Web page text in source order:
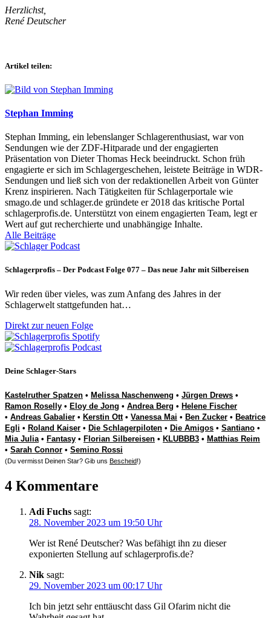
Herzlichst,
René Deutscher
Artikel teilen:
Stephan Imming
Stephan Imming, ein lebenslanger Schlagerenthusiast, war von
Sendungen wie der ZDF-Hitparade und der engagierten
Präsentation von Dieter Thomas Heck beeindruckt. Schon früh
engagierte er sich im Schlagergeschehen, leistete Beiträge in WDR-
Sendungen und ließ sich von der redaktionellen Arbeit von Günter
Krenz inspirieren. Nach Tätigkeiten für Schlagerportale wie
smago.de und schlager.de gründete er 2018 das kritische Portal
schlagerprofis.de. Unterstützt von einem engagierten Team, legt er
Wert auf gut recherchierte und unabhängige Inhalte.
Alle Beiträge
Schlagerprofis – Der Podcast Folge 077 – Das neue Jahr mit Silbereisen
Wir reden über vieles, was zum Anfang des Jahres in der
Schlagerwelt stattgefunden hat…
Direkt zur neuen Folge
Deine Schlager-Stars
Kastelruther Spatzen • Melissa Naschenweng • Jürgen Drews •
Ramon Roselly • Eloy de Jong • Andrea Berg • Helene Fischer
• Andreas Gabalier • Kerstin Ott• Vanessa Mai • Ben Zucker • Beatrice
Egli • Roland Kaiser • Die Schlagerpiloten • Die Amigos • Santiano •
Mia Julia• Fantasy • Florian Silbereisen • KLUBBB3 • Matthias Reim
• Sarah Connor • Semino Rossi
(Du vermisst Deinen Star? Gib uns Bescheid!)
4 Kommentare
Adi Fuchs sagt:
28. November 2023 um 19:50 Uhr
Wer ist René Deutscher? Was befähigt ihn zu dieser
exponierten Stellung auf schlagerprofis.de?
Nik sagt:
29. November 2023 um 00:17 Uhr
Ich bin jetzt sehr enttäuscht dass Gil Ofarim nicht die